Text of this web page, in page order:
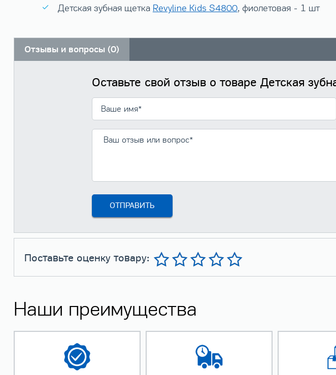
Детская зубная щетка Revyline Kids S4800, фиолетовая - 1 шт
Отзывы и вопросы (0)
Оставьте свой отзыв о товаре Детская
Поставьте оценку товару:
Наши преимущества